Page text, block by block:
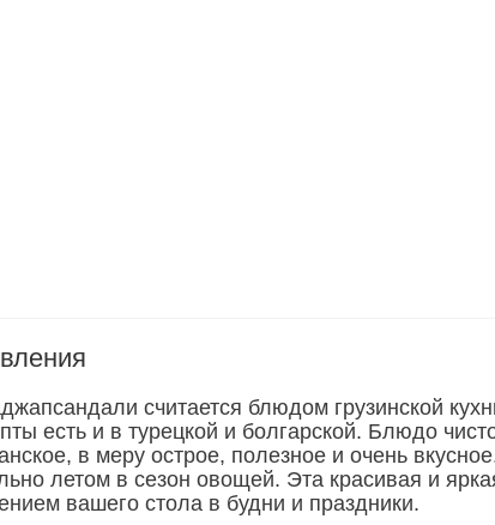
считается блюдом грузинской
есть и в турецкой и болгарской. Блюдо
в меру острое, полезное и очень
летом в сезон овощей. Эта красивая и
вашего стола в будни и праздники.